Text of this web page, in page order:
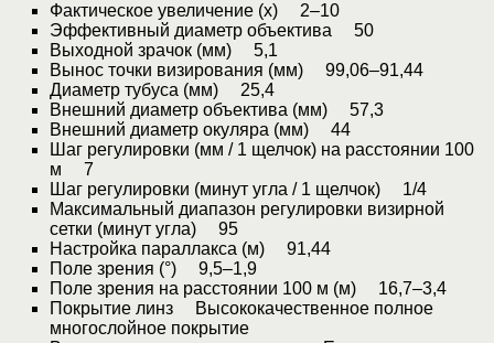
Фактическое увеличение (х) 2–10
Эффективный диаметр объектива 50
Выходной зрачок (мм) 5,1
Вынос точки визирования (мм) 99,06–91,44
Диаметр тубуса (мм) 25,4
Внешний диаметр объектива (мм) 57,3
Внешний диаметр окуляра (мм) 44
Шаг регулировки (мм / 1 щелчок) на расстоянии 100
м 7
Шаг регулировки (минут угла / 1 щелчок) 1/4
Максимальный диапазон регулировки визирной
сетки (минут угла) 95
Настройка параллакса (м) 91,44
Поле зрения (°) 9,5–1,9
Поле зрения на расстоянии 100 м (м) 16,7–3,4
Покрытие линз Высококачественное полное
многослойное покрытие